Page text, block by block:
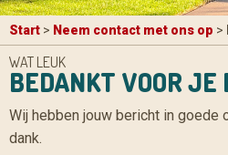
Start > Neem contact met ons op >
WAT LEUK
BEDANKT VOOR JE
Wij hebben jouw bericht in goede
dank.